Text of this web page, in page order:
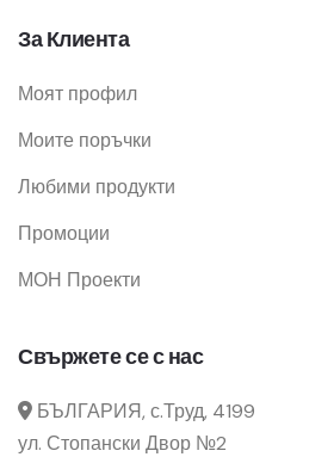
За Клиента
Моят профил
Моите поръчки
Любими продукти
Промоции
МОН Проекти
Свържете се с нас
БЪЛГАРИЯ, с.Труд, 4199
ул. Стопански Двор №2